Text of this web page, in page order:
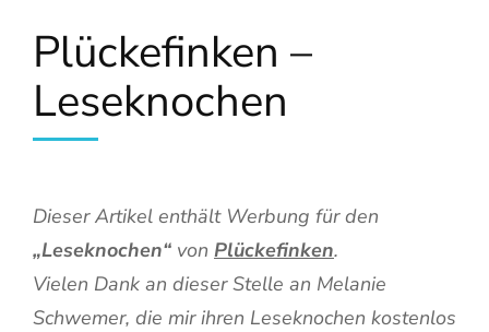
Plückefinken –
Leseknochen
Dieser Artikel enthält Werbung für den
„Leseknochen“ von Plückefinken.
Vielen Dank an dieser Stelle an Melanie
Schwemer, die mir ihren Leseknochen kostenlos